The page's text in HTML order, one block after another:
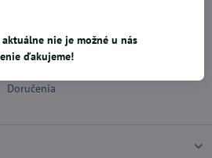
Doručenia
nie je možné u nás
ďakujeme!